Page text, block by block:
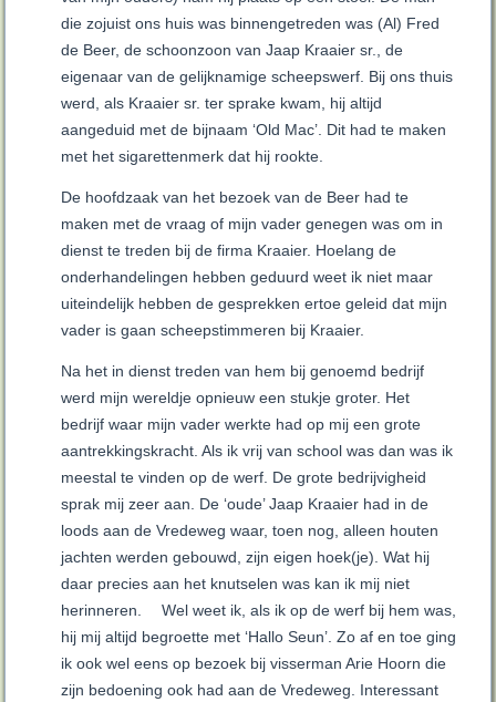
die zojuist ons huis was binnengetreden was (Al) Fred
de Beer, de schoonzoon van Jaap Kraaier sr., de
eigenaar van de gelijknamige scheepswerf. Bij ons thuis
werd, als Kraaier sr. ter sprake kwam, hij altijd
aangeduid met de bijnaam ‘Old Mac’. Dit had te maken
met het sigarettenmerk dat hij rookte.
De hoofdzaak van het bezoek van de Beer had te
maken met de vraag of mijn vader genegen was om in
dienst te treden bij de firma Kraaier. Hoelang de
onderhandelingen hebben geduurd weet ik niet maar
uiteindelijk hebben de gesprekken ertoe geleid dat mijn
vader is gaan scheepstimmeren bij Kraaier.
Na het in dienst treden van hem bij genoemd bedrijf
werd mijn wereldje opnieuw een stukje groter. Het
bedrijf waar mijn vader werkte had op mij een grote
aantrekkingskracht. Als ik vrij van school was dan was ik
meestal te vinden op de werf. De grote bedrijvigheid
sprak mij zeer aan. De ‘oude’ Jaap Kraaier had in de
loods aan de Vredeweg waar, toen nog, alleen houten
jachten werden gebouwd, zijn eigen hoek(je). Wat hij
daar precies aan het knutselen was kan ik mij niet
herinneren.
Wel weet ik, als ik op de werf bij hem was,
hij mij altijd begroette met ‘Hallo Seun’. Zo af en toe ging
ik ook wel eens op bezoek bij visserman Arie Hoorn die
zijn bedoening ook had aan de Vredeweg. Interessant